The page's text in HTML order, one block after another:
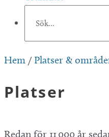
Hem /Platser &
Platser
Redan för 11 000 år